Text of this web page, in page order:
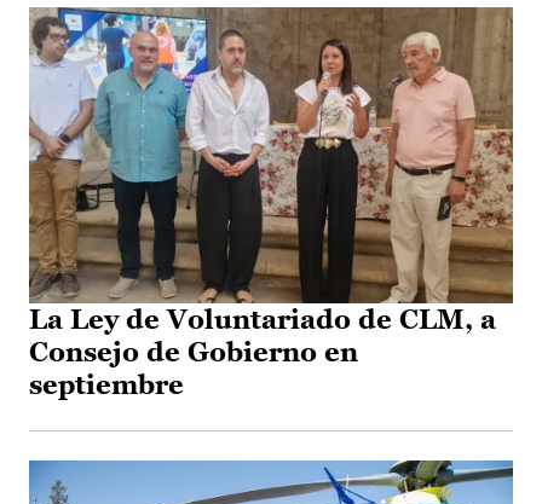
La Ley de Voluntariado de CLM, a
Consejo de Gobierno en
septiembre